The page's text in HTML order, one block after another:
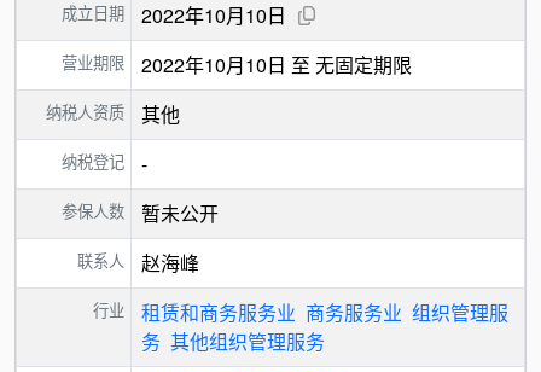
成立日期 2022年10月10日
营业期限 2022年10月10日 至 无固定期限
纳税人资质 其他
纳税登记 -
参保人数 暂未公开
联系人 赵海峰
行业 租赁和商务服务业 商务服务业 组织管理服
务 其他组织管理服务